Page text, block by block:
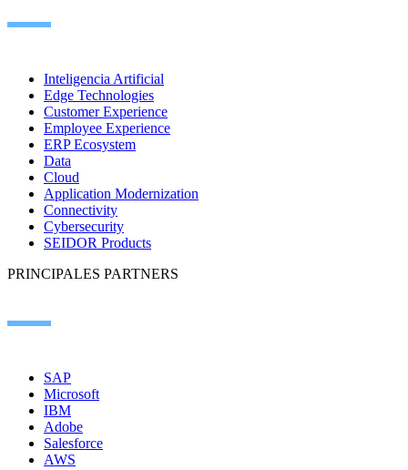
Inteligencia Artificial
Edge Technologies
Customer Experience
Employee Experience
ERP Ecosystem
Data
Cloud
Application Modernization
Connectivity
Cybersecurity
SEIDOR Products
PRINCIPALES PARTNERS
SAP
Microsoft
IBM
Adobe
Salesforce
AWS